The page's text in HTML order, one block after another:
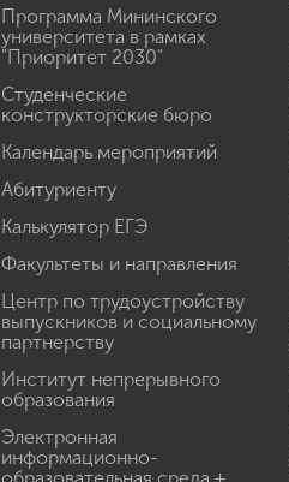
Программа Мининского
университета в рамках
"Приоритет 2030"
Студенческие
конструкторские бюро
Календарь мероприятий
Абитуриенту
Калькулятор ЕГЭ
Факультеты и направления
Центр по трудоустройству
выпускников и социальному
партнерству
Институт непрерывного
образования
Электронная
информационно-